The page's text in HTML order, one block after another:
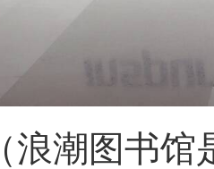
（浪潮图书